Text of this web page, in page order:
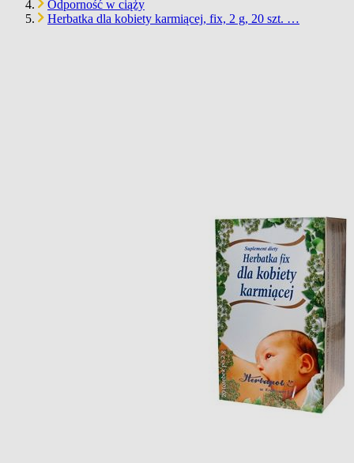
Odporność w ciąży
Herbatka dla kobiety karmiącej, fix, 2 g, 20 szt. …